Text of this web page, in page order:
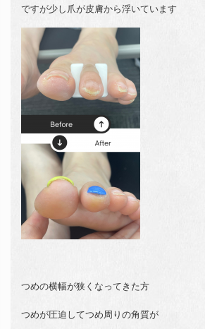
ですが少し爪が皮膚から浮いています
つめの横幅が狭くなってきた方
つめが圧迫してつめ周りの角質が